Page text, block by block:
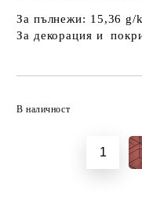
За пълнежи: 15,36 g/
За декорация и
В наличност